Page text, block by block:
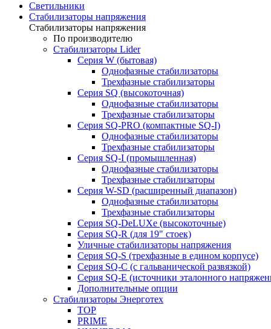
Светильники
Стабилизаторы напряжения
Стабилизаторы напряжения
По производителю
Стабилизаторы Lider
Cерия W (бытовая)
Однофазные стабилизаторы
Трехфазные стабилизаторы
Серия SQ (высокоточная)
Однофазные стабилизаторы
Трехфазные стабилизаторы
Cерия SQ-PRO (компактные SQ-I)
Однофазные стабилизаторы
Трехфазные стабилизаторы
Серия SQ-I (промышленная)
Однофазные стабилизаторы
Трехфазные стабилизаторы
Серия W-SD (расширенный диапазон)
Однофазные стабилизаторы
Трехфазные стабилизаторы
Серия SQ-DeLUXe (высокоточные)
Серия SQ-R (для 19" стоек)
Уличные стабилизаторы напряжения
Серия SQ-S (трехфазные в едином корпусе)
Серия SQ-C (с гальванической развязкой)
Cерия SQ-E (источники эталонного
Дополнительные опции
Стабилизаторы Энерготех
TOP
PRIME